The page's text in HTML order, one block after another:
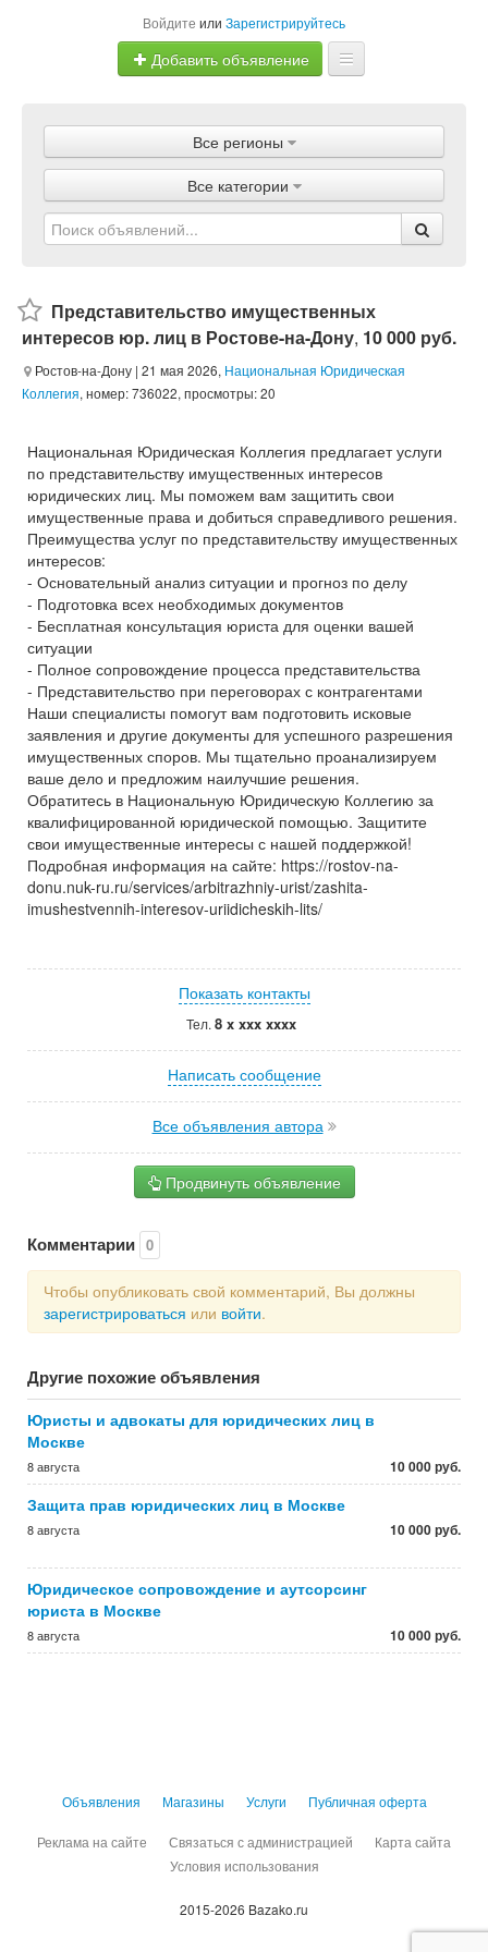
Войдите или Зарегистрируйтесь
Добавить объявление
Объявления
Магазины
Услуги
Все регионы
Все категории
Представительство имущественных
интересов юр. лиц в Ростове-на-Дону, 10 000 руб.
Ростов-на-Дону | 21 мая 2026, Национальная Юридическая
Коллегия, номер: 736022, просмотры: 20
Национальная Юридическая Коллегия предлагает услуги
по представительству имущественных интересов
юридических лиц. Мы поможем вам защитить свои
имущественные права и добиться справедливого решения.
Преимущества услуг по представительству имущественных
интересов:
- Основательный анализ ситуации и прогноз по делу
- Подготовка всех необходимых документов
- Бесплатная консультация юриста для оценки вашей
ситуации
- Полное сопровождение процесса представительства
- Представительство при переговорах с контрагентами
Наши специалисты помогут вам подготовить исковые
заявления и другие документы для успешного разрешения
имущественных споров. Мы тщательно проанализируем
ваше дело и предложим наилучшие решения.
Обратитесь в Национальную Юридическую Коллегию за
квалифицированной юридической помощью. Защитите
свои имущественные интересы с нашей поддержкой!
Подробная информация на сайте: https://rostov-na-
donu.nuk-ru.ru/services/arbitrazhniy-urist/zashita-
imushestvennih-interesov-uriidicheskih-lits/
Показать контакты
Тел. 8 x xxx xxxx
Написать сообщение
Все объявления автора
Продвинуть объявление
Комментарии 0
Чтобы опубликовать свой комментарий, Вы должны
зарегистрироваться или войти.
Другие похожие объявления
Юристы и адвокаты для юридических лиц в
Москве
8 августа 10 000 руб.
Защита прав юридических лиц в Москве
8 августа 10 000 руб.
Юридическое сопровождение и аутсорсинг
юриста в Москве
8 августа 10 000 руб.
Объявления Магазины Услуги Публичная оферта
Реклама на сайте Связаться с администрацией
Карта сайта
Условия использования
2015-2026 Bazako.ru